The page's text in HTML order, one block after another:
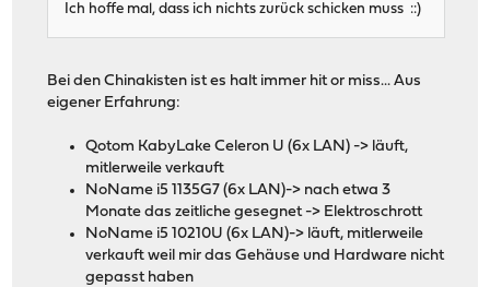
Ich hoffe mal, dass ich nichts zurück schicken muss ::)
Bei den Chinakisten ist es halt immer hit or miss... Aus
eigener Erfahrung:
Qotom KabyLake Celeron U (6x LAN) -> läuft,
mitlerweile verkauft
NoName i5 1135G7 (6x LAN)-> nach etwa 3
Monate das zeitliche gesegnet -> Elektroschrott
NoName i5 10210U (6x LAN)-> läuft, mitlerweile
verkauft weil mir das Gehäuse und Hardware nicht
gepasst haben